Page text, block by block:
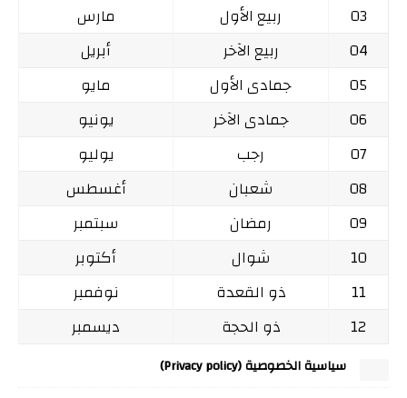
03
ربيع الأول
مارس
04
ربيع الآخر
أبريل
05
جمادى الأول
مايو
06
جمادى الآخر
يونيو
07
رجب
يوليو
08
شعبان
أغسطس
09
رمضان
سبتمبر
10
شوال
أكتوبر
11
ذو القعدة
نوفمبر
12
ذو الحجة ديسمبر
سياسية الخصوصية (Privacy policy)